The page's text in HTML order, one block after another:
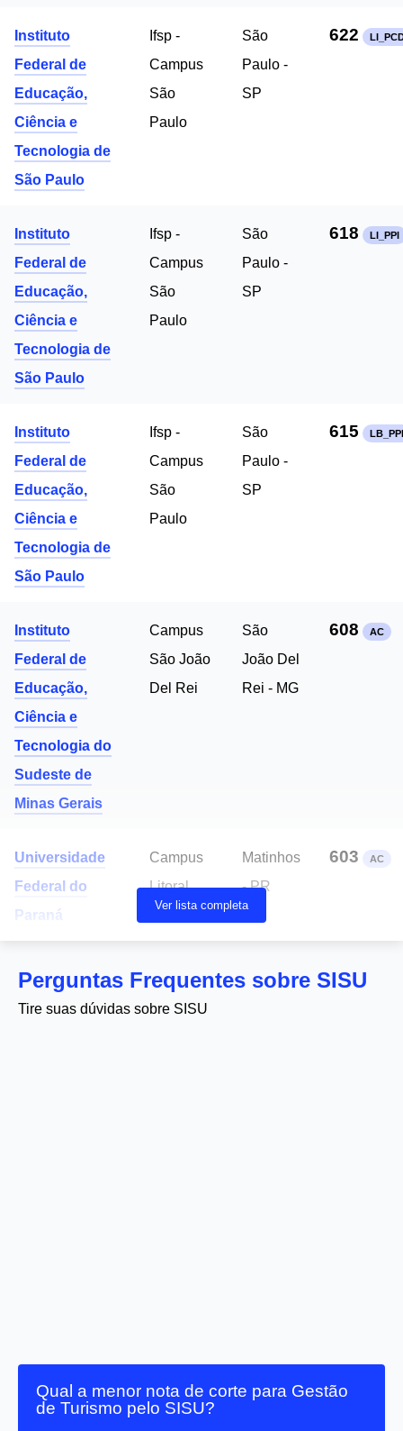
Ver lista completa
Instituto
Federal de
Educação,
Ciência e
Tecnologia de
São Paulo
Ifsp -
Campus
São
Paulo
São
Paulo -
SP
622
Instituto
Federal de
Educação,
Ciência e
Tecnologia de
São Paulo
Ifsp -
Campus
São
Paulo
São
Paulo -
SP
618 LI_PPI
Instituto
Federal de
Educação,
Ciência e
Tecnologia de
São Paulo
Ifsp -
Campus
São
Paulo
São
Paulo -
SP
615 LB_PPI
Instituto
Federal de
Educação,
Ciência e
Tecnologia do
Sudeste de
Minas Gerais
Campus
São João
Del Rei
São
João Del
Rei - MG
608 AC
Universidade
Federal do
Paraná
Campus
Litoral
Matinhos
- PR
603 AC
Perguntas Frequentes sobre SISU
Tire suas dúvidas sobre SISU
Qual a menor nota de corte para Gestão
de Turismo pelo SISU?